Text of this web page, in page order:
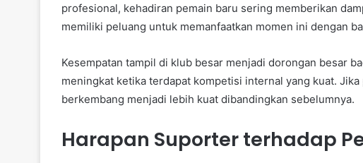
profesional, kehadiran pemain baru sering memberikan
memiliki peluang untuk memanfaatkan momen ini dengan
Kesempatan tampil di klub besar menjadi dorongan besar
meningkat ketika terdapat kompetisi internal yang kuat.
berkembang menjadi lebih kuat dibandingkan sebelumnya.
Harapan Suporter terhadap